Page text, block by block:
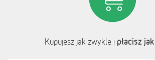
Kupujesz jak zwykle i płacisz